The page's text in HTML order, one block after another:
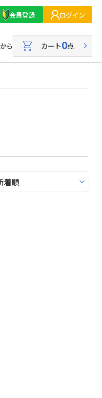
会員登録 ログイン
から カート0点